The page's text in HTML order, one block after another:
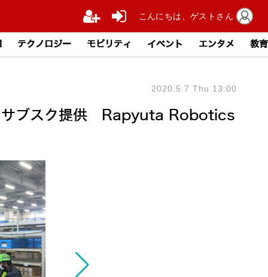
テクノロジー モビリティ イベント エンタメ 教育
サブスク提供 Rapyuta Robotics
2020.5.7 Thu 13:00
こんにちは、ゲストさん